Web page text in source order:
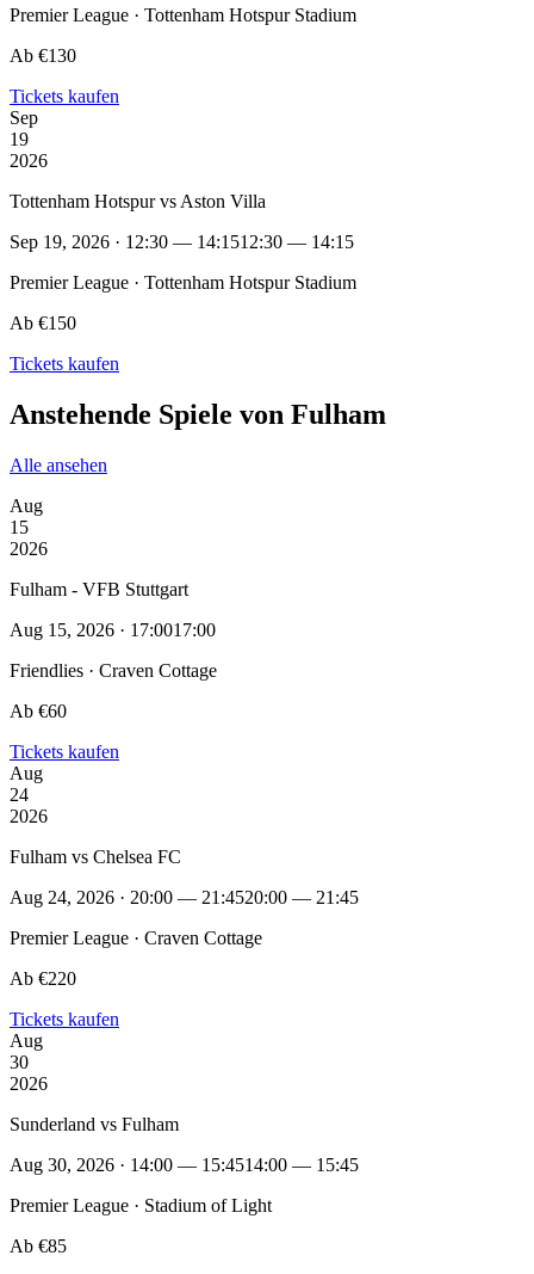
Premier League · Tottenham Hotspur Stadium
Ab €130
Tickets kaufen
Sep
19
2026
Tottenham Hotspur vs Aston Villa
Sep 19, 2026 · 12:30 — 14:1512:30 — 14:15
Premier League · Tottenham Hotspur Stadium
Ab €150
Tickets kaufen
Anstehende Spiele von Fulham
Alle ansehen
Aug
15
2026
Fulham - VFB Stuttgart
Aug 15, 2026 · 17:0017:00
Friendlies · Craven Cottage
Ab €60
Tickets kaufen
Aug
24
2026
Fulham vs Chelsea FC
Aug 24, 2026 · 20:00 — 21:4520:00 — 21:45
Premier League · Craven Cottage
Ab €220
Tickets kaufen
Aug
30
2026
Sunderland vs Fulham
Aug 30, 2026 · 14:00 — 15:4514:00 — 15:45
Premier League · Stadium of Light
Ab €85